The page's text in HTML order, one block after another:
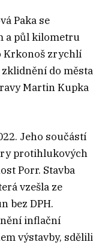
Paka se
a půl kilometru
Krkonoš zrychlí
do města
Martin Kupka
Jeho součástí
protihlukových
Porr. Stavba
vzešla ze
bez DPH.
inflační
výstavby, sdělili